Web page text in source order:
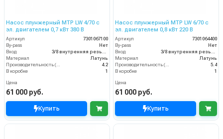
Насос плунжерный MTP LW 4/70 с
эл. двигателем 0,7 кВт 380 В
Артикул
7301067100
By-pass
Нет
Вход
Материал
Латунь
4.2
В коробке
1
Цена
61 000 руб.
Купить
Насос плунжерный MTP LW 6/70 с
эл. двигателем 0,8 кВт 220 В
Артикул
7301064400
By-pass
Нет
Вход
Материал
Латунь
5.4
В коробке
1
Цена
61 000 руб.
Купить